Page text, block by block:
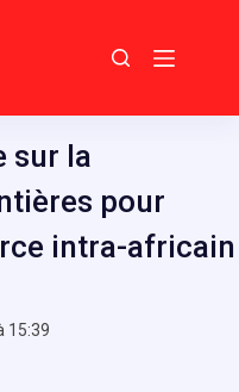
sur la
pour
intra-africain
15:39